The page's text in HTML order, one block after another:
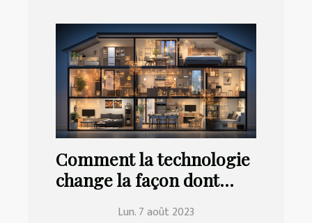
Comment la technologie
change la façon dont
Lun. 7 août 2023